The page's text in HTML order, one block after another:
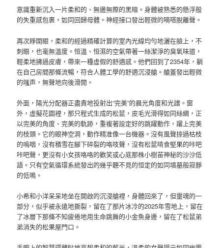
意識重新沉入一片柔和的、無邊無際的黑暗。身體被熟悉的懸浮般
的失重感包裹，如同回歸母體。神經接口發出輕微的嘀嗒脫離聲。
再次睜開眼，柔和的經過精確計算的室內光線均勻地灑在臉上，不
刺眼，也毫無溫度。恒溫、恒濕的空氣帶著一絲潔淨的臭氧味道，
輕柔地拂過皮膚，帶來一種虛假的舒適感。他們回到了2354年，躺
在自己房間那條流暢，符合人體工學的舒適沉浸艙。艙蓋發出輕微
的嗤声，無聲地向後滑開。
外面，陽光分配器正盡責地投射出“完美”的晨光角度和光譜。窗
外，虛擬花園裡，那只程式生成的松鼠，皮毛光滑得如同絲綢，正
以完美的角度、完美的軌跡，重複著設定好的跳躍動作，躍上完美
的枝頭。它的眼神空洞，動作精准像一台機器。沒有風聲掠過枯枝
的嗚咽，沒有積雪在腳下碎裂的咯吱聲，沒有松鼠啃食堅果的咔吧
咔吧聲，更沒有小女孩咯咯的歡笑或心底那株小樹苗神秘的沙沙低
語。只有空氣循環系統發出的幾乎聽不見的恒定的如同墳墓般寂靜
的低鳴。
小希和小洋呆呆地坐在開啟的沉浸艙裡，身體回來了，但靈魂的一
部分，似乎被永遠地撕裂，留在了那片冰冷的2025年雪地上，留在
了冰層下那條不知疲倦地用生命跳舞的小金魚身邊，留在了松鼠弟
弟消失的松果屋門口。